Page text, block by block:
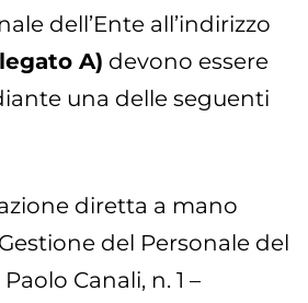
dell’Ente all’indirizzo
A) devono essere
una delle seguenti
diretta a mano
del Personale del
Canali, n. 1 –